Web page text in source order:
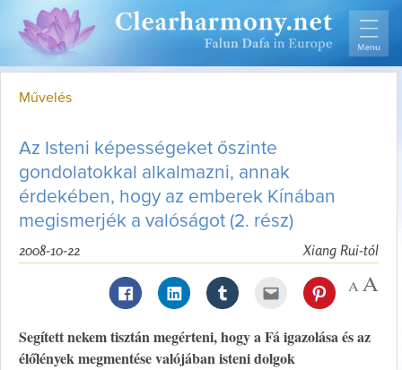
Művelés
Az Isteni képességeket őszinte
gondolatokkal alkalmazni, annak
érdekében, hogy az emberek Kínában
megismerjék a valóságot (2. rész)
Xiang Rui-tól
2008-10-22
Segített nekem tisztán megérteni, hogy a Fá igazolása és az
élőlények megmentése valójában isteni dolgok